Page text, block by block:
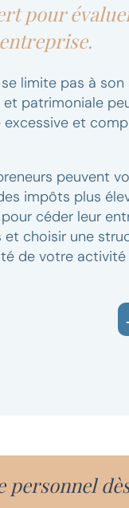
pour
limite pas à
patrimoniale
et
peuvent
impôts plus
céder leur
et choisir une
de votre